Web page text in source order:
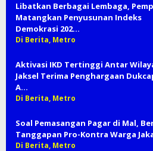
Libatkan Berbagai Lembaga,
Matangkan Penyusunan Indeks
Demokrasi 202…
Di Berita, Metro
Aktivasi IKD Tertinggi Antar
Jaksel Terima Penghargaan
A…
Di Berita, Metro
Soal Pemasangan Pagar di Mal,
Tanggapan Pro-Kontra Warga
Di Berita, Metro